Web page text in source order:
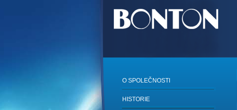
O SPOLEČNOSTI
HISTORIE